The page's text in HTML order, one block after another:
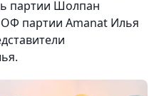
партии Шолпан
партии Amanat Илья